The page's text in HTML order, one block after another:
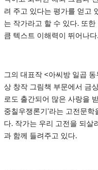
려 주고 있다는 평가를 얻고
는 작가라고 할 수 있다. 또
큼 텍스트 이해력이 뛰어나다.
그의 대표작 <아씨방 일곱
상 창작 그림책 부문에서 금
로도 출간되어 많은 사랑을
중칠우쟁론기'라는 고전문학
다. 작가는 우리 고전을 되살
과 함께 들려주고 있다.